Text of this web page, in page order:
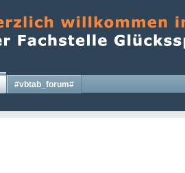
#vbtab_forum#